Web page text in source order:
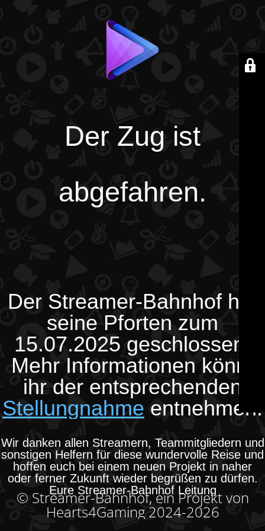
Der Zug ist
abgefahren.
Der Streamer-Bahnhof hat
seine Pforten zum
15.07.2025 geschlossen.
Mehr Informationen könnt
ihr der entsprechenden
Stellungnahme entnehmen.
Wir danken allen Streamern, Teammitgliedern und
sonstigen Helfern für diese wundervolle Reise und
hoffen euch bei einem neuen Projekt in naher
oder ferner Zukunft wieder begrüßen zu dürfen.
Eure Streamer-Bahnhof Leitung
© Streamer-Bahnhof, ein Projekt von
Hearts4Gaming 2024-2026